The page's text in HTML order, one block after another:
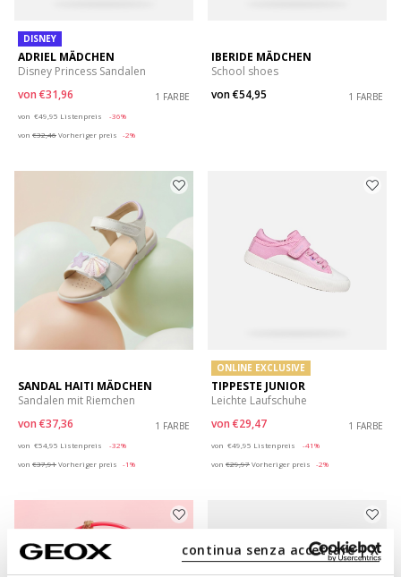
continua senza accettare | X
DISNEY
ADRIEL MÄDCHEN
Disney Princess Sandalen
von €31,96 1 FARBE
von €49,95 Listenpreis
-36%
von €32,46Vorheriger preis -2%
IBERIDE MÄDCHEN
School shoes
von€54,95 1 FARBE
SANDAL HAITI MÄDCHEN
Sandalen mit Riemchen
von €37,36 1 FARBE
von €54,95 Listenpreis
-32%
von €37,91Vorheriger preis -1%
ONLINE EXCLUSIVE
TIPPESTE JUNIOR
Leichte Laufschuhe
von €29,47 1 FARBE
von €49,95 Listenpreis
-41%
von €29,97Vorheriger preis -2%